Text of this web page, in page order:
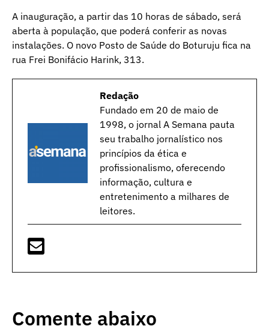
A inauguração, a partir das 10 horas de sábado, será
aberta à população, que poderá conferir as novas
instalações. O novo Posto de Saúde do Boturuju fica na
rua Frei Bonifácio Harink, 313.
Redação
Fundado em 20 de maio de
1998, o jornal A Semana pauta
seu trabalho jornalístico nos
princípios da ética e
profissionalismo, oferecendo
informação, cultura e
entretenimento a milhares de
leitores.
Comente abaixo